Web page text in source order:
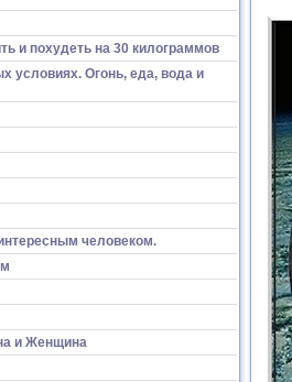
и похудеть на 30 килограммов
условиях. Огонь, еда, вода и
человеком.
и Женщина